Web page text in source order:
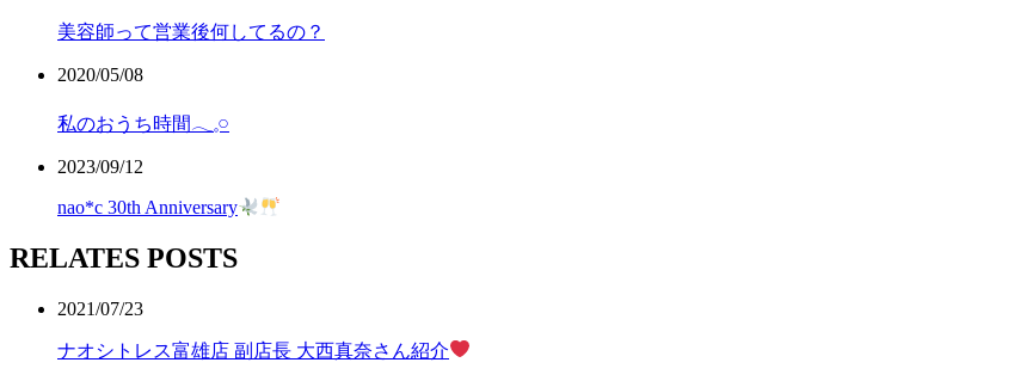
美容師って営業後‪何してるの？
2020/05/08
私のおうち時間‪‪𓂃𓈒𓏸
2023/09/12
nao*c 30th Anniversary
RELATES POSTS
2021/07/23
ナオシトレス富雄店 副店長 大西真奈さん紹介